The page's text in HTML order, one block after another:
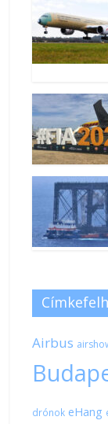
Airbus
drónok eHang